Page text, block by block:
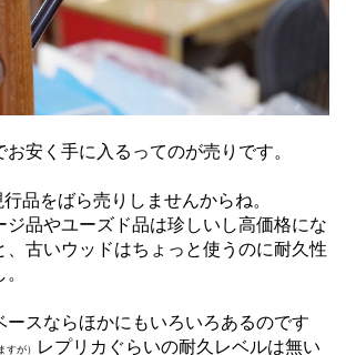
安く手に入るってのが売りです。
品をばら売りしませんからね。
ジ品やユーズド品は珍しいし高価格にな
、古いウッドはちょっと使うのに耐久性
ースならほかにもいろいろあるのです
すが）
レプリカぐらいの耐久レベルは無い